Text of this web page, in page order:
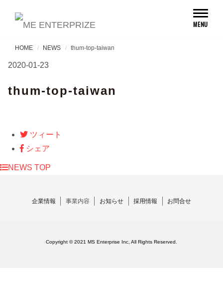
MENU
HOME NEWS thum-top-taiwan
2020-01-23
thum-top-taiwan
ツィート
シェア
NEWS TOP
企業情報 事業内容 お知らせ 採用情報 お問合せ
Copyright © 2021 MS Enterprise Inc, All Rights Reserved.